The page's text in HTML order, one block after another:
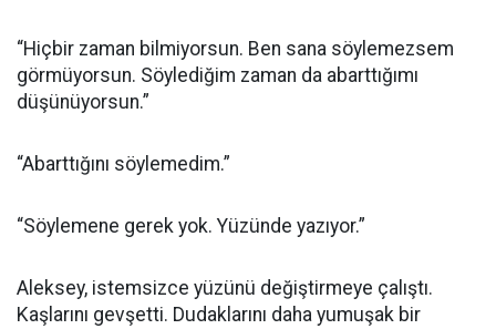
“Hiçbir zaman bilmiyorsun. Ben sana söylemezsem
görmüyorsun. Söylediğim zaman da abarttığımı
düşünüyorsun.”
“Abarttığını söylemedim.”
“Söylemene gerek yok. Yüzünde yazıyor.”
Aleksey, istemsizce yüzünü değiştirmeye çalıştı.
Kaşlarını gevşetti. Dudaklarını daha yumuşak bir